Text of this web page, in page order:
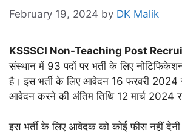
February 19, 2024 by DK Malik
KSSSCI Non-Teaching Post
संस्थान में 93 पदों पर भर्ती के लिए
है। इस भर्ती के लिए आवेदन 16 फरवरी 2024
आवेदन करने की अंतिम तिथि 12 मार्च 2024
इस भर्ती के लिए आवेदक को कोई फीस नहीं